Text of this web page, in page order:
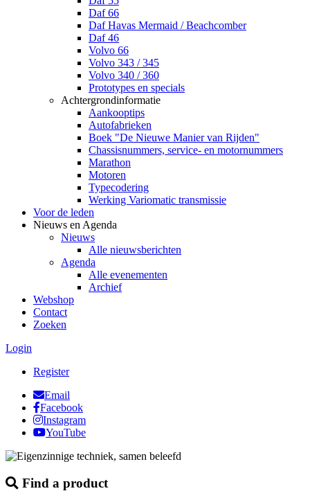
Daf 66
Daf Havas Mermaid / Beachcomber
Daf 46
Volvo 66
Volvo 343 / 345
Volvo 340 / 360
Prototypes en specials
Achtergrondinformatie
Aankooptips
Autofabrieken
Boek "De Nieuwe Manier van Rijden"
Chassisnummers, service- en motornummers
Marathon
Motoren
Typecodering
Werking Variomatic transmissie
Voor de leden
Nieuws en Agenda
Nieuws
Alle nieuwsberichten
Agenda
Alle evenementen
Archief
Webshop
Contact
Zoeken
Login
Register
Email
Facebook
Instagram
YouTube
Find a product